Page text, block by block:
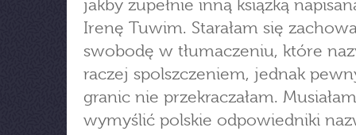
jakby zupełnie inną książką
Irenę Tuwim. Starałam się
swobodę w tłumaczeniu, które
raczej spolszczeniem, jednak
granic nie przekraczałam. Musiałam
wymyślić polskie odpowiedniki